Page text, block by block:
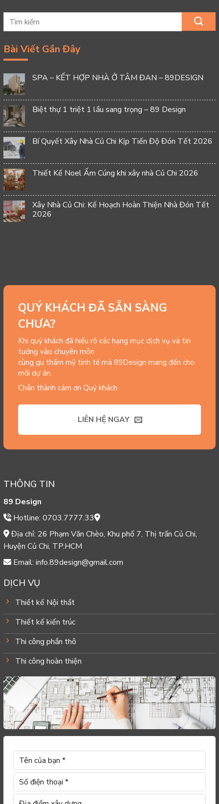
Bài Viết Gần Đây
SPA – KẾT HỢP NHÀ Ở TÂM ĐAN – 89DESIGN
Biệt thự 1 triệt 1 lầu sang trọng – 89 Design
Bí Quyết Xây Nhà Củ Chi Kịp Tiến Độ Đón Tết 2026
Thiết Kế Noel Ấm Cúng khi xây nhà Củ Chi 2026
Xây Nhà Củ Chi: Kế Hoạch Hoàn Thiện Nhà Đón Tết
2026
QUÝ KHÁCH ĐÃ SẴN SÀNG
CHƯA?
Khi quý khách đã hiểu rõ các hạng mục dịch vụ và tin
tưởng vào chuyên môn
cùng gu thẩm mỹ tinh tế mà 89Design mang đến cho
mỗi dự án.
Chân thành cảm ơn Quý khách
LIÊN HỆ NGAY
THÔNG TIN
89 Design
Hotline: 0703.7777.33
Địa chỉ: 26 Phạm Văn Chèo, Khu phố 7, Thị trấn Củ Chi,
Huyện Củ Chi, TP.HCM
Email: info.89design@gmail.com
DỊCH VỤ
Thiết kế Nội thất
Thiết kế kiến trúc
Thi công phần thô
Thi công hoàn thiện